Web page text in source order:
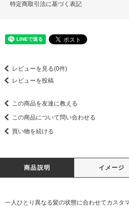
特定商取引法に基づく表記
レビューを見る(0件)
レビューを投稿
この商品を友達に教える
この商品について問い合わせる
買い物を続ける
商品説明 イメージ
一人ひとり異なる髪の状態に合わせてカスタ